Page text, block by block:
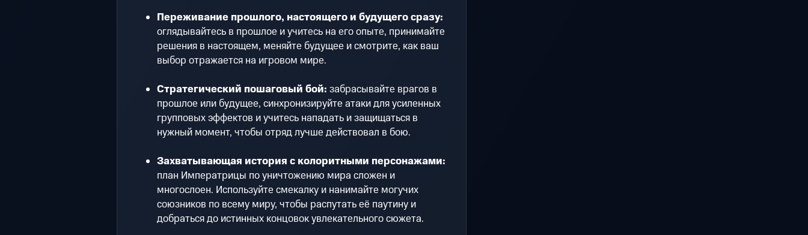
Переживание прошлого, настоящего и будущего сразу:
оглядывайтесь в прошлое и учитесь на его опыте, принимайте
решения в настоящем, меняйте будущее и смотрите, как ваш
выбор отражается на игровом мире.
Стратегический пошаговый бой: забрасывайте врагов в
прошлое или будущее, синхронизируйте атаки для усиленных
групповых эффектов и учитесь нападать и защищаться в
нужный момент, чтобы отряд лучше действовал в бою.
Захватывающая история с колоритными персонажами:
план Императрицы по уничтожению мира сложен и
многослоен. Используйте смекалку и нанимайте могучих
союзников по всему миру, чтобы распутать её паутину и
добраться до истинных концовок увлекательного сюжета.